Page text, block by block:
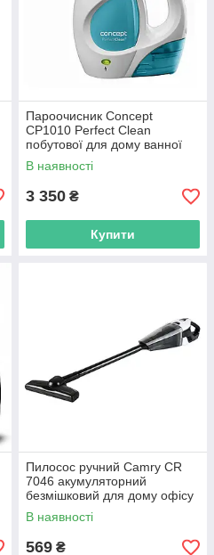
Пароочисник Concept
CP1010 Perfect Clean
побутової для дому ванної
кухні R_2491
В наявності
3 350 ₴
Купити
Пилосос ручний Camry CR
7046 акумуляторний
безмішковий для дому офісу
R_2376
В наявності
569 ₴